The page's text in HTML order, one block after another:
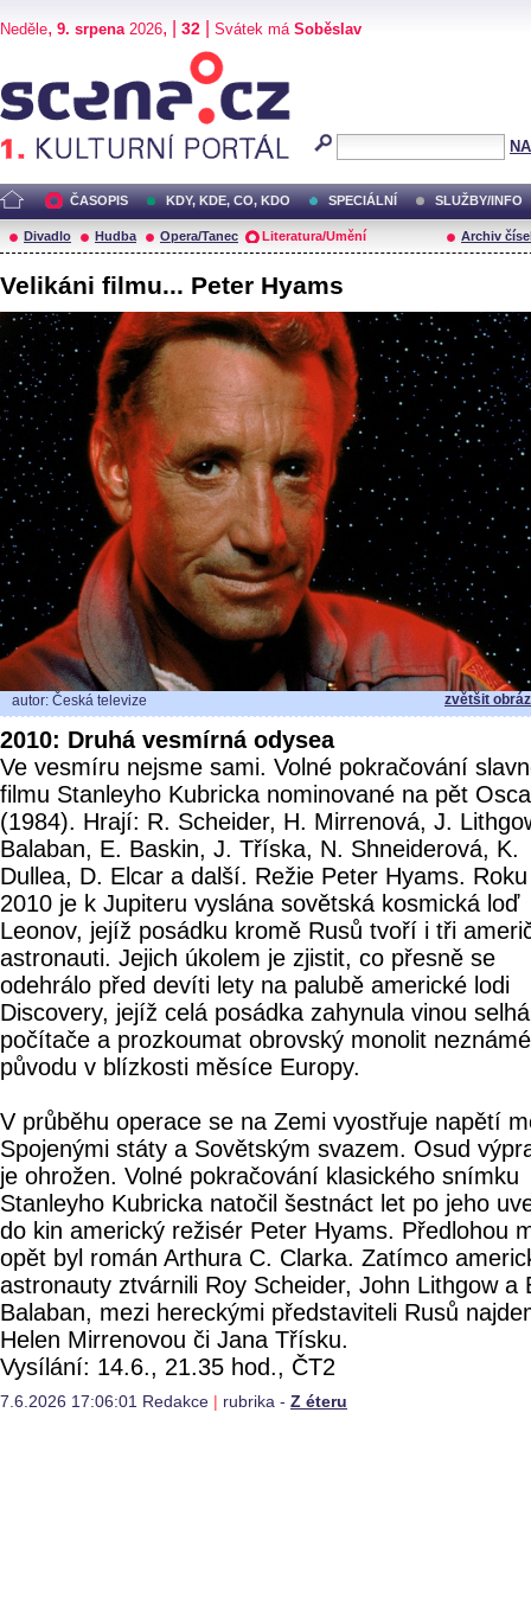
Neděle, 9. srpena2026, | 32 Svátek má Soběslav
ČASOPIS KDY, KDE, CO, KDO SPECIÁLNÍ SLUŽBY/INFO
Divadlo Hudba Opera/Tanec Literatura/Umění Archiv
Velikáni filmu... Peter Hyams
autor: Česká televize zvětšit
2010: Druhá vesmírná odysea
Ve vesmíru nejsme sami. Volné pokračování
filmu Stanleyho Kubricka nominované na pět
(1984). Hrají: R. Scheider, H. Mirrenová, J.
Balaban, E. Baskin, J. Tříska, N. Shneiderová, K.
Dullea, D. Elcar a další. Režie Peter Hyams. Roku
2010 je k Jupiteru vyslána sovětská kosmická loď
Leonov, jejíž posádku kromě Rusů tvoří i tři
astronauti. Jejich úkolem je zjistit, co přesně se
odehrálo před devíti lety na palubě americké lodi
Discovery, jejíž celá posádka zahynula vinou
počítače a prozkoumat obrovský monolit
původu v blízkosti měsíce Europy.
V průběhu operace se na Zemi vyostřuje napětí
Spojenými státy a Sovětským svazem. Osud
je ohrožen. Volné pokračování klasického snímku
Stanleyho Kubricka natočil šestnáct let po jeho
do kin americký režisér Peter Hyams. Předlohou
opět byl román Arthura C. Clarka. Zatímco
astronauty ztvárnili Roy Scheider, John Lithgow a
Balaban, mezi hereckými představiteli Rusů
Helen Mirrenovou či Jana Třísku.
Vysílání: 14.6., 21.35 hod., ČT2
7.6.2026 17:06:01 Redakce | rubrika - Z éteru